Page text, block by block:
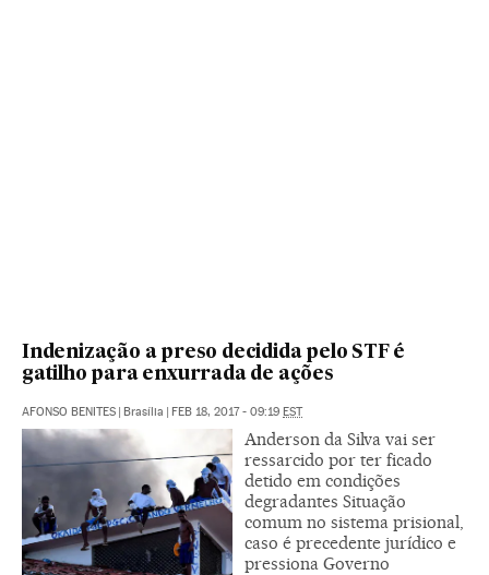
Indenização a preso decidida pelo STF é
gatilho para enxurrada de ações
AFONSO BENITES | Brasília | FEB 18, 2017 - 09:19 EST
Anderson da Silva vai ser
ressarcido por ter ficado
detido em condições
degradantes Situação
comum no sistema prisional,
caso é precedente jurídico e
pressiona Governo